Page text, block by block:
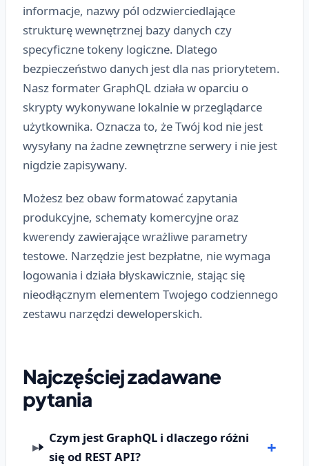
informacje, nazwy pól odzwierciedlające
strukturę wewnętrznej bazy danych czy
specyficzne tokeny logiczne. Dlatego
bezpieczeństwo danych jest dla nas priorytetem.
Nasz formater GraphQL działa w oparciu o
skrypty wykonywane lokalnie w przeglądarce
użytkownika. Oznacza to, że Twój kod nie jest
wysyłany na żadne zewnętrzne serwery i nie jest
nigdzie zapisywany.
Możesz bez obaw formatować zapytania
produkcyjne, schematy komercyjne oraz
kwerendy zawierające wrażliwe parametry
testowe. Narzędzie jest bezpłatne, nie wymaga
logowania i działa błyskawicznie, stając się
nieodłącznym elementem Twojego codziennego
zestawu narzędzi deweloperskich.
Najczęściej zadawane
pytania
Czym jest GraphQL i dlaczego różni
się od REST API?